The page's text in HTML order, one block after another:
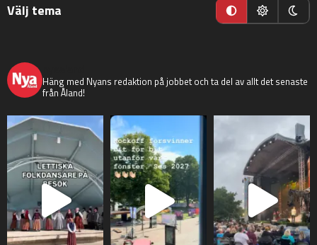
Välj tema
Häng med Nyans redaktion på jobbet och ta del av allt det senaste
från Åland!